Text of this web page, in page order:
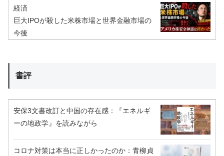
経済
巨大IPOが殺した米株市場と世界金融市場の
今後
書評
安保3文書改訂と中国の存在感：『エネルギ
ーの地政学』を読みながら
コロナ対策は本当に正しかったのか：青柳貞